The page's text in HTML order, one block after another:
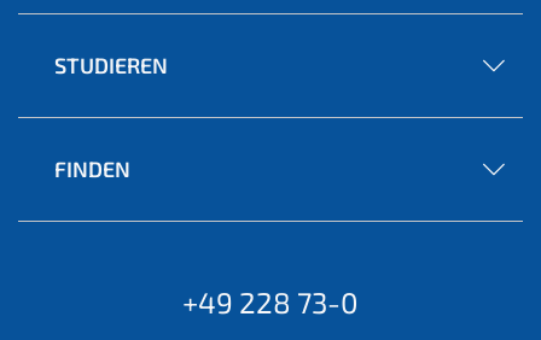
STUDIEREN
FINDEN
+49 228 73-0